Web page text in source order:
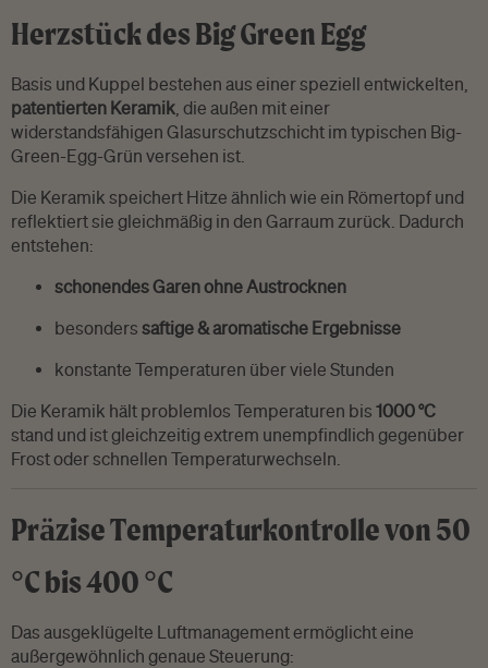
Herzstück des Big Green Egg
Basis und Kuppel bestehen aus einer speziell entwickelten,
patentierten Keramik , die außen mit einer
widerstandsfähigen Glasurschutzschicht im typischen Big-
Green-Egg-Grün versehen ist.
Die Keramik speichert Hitze ähnlich wie ein Römertopf und
reflektiert sie gleichmäßig in den Garraum zurück. Dadurch
entstehen:
schonendes Garen ohne Austrocknen
besonders saftige & aromatische Ergebnisse
konstante Temperaturen über viele Stunden
Die Keramik hält problemlos Temperaturen bis 1000 °C
stand und ist gleichzeitig extrem unempfindlich gegenüber
Frost oder schnellen Temperaturwechseln.
Präzise Temperaturkontrolle von 50
°C bis 400 °C
Das ausgeklügelte Luftmanagement ermöglicht eine
außergewöhnlich genaue Steuerung: